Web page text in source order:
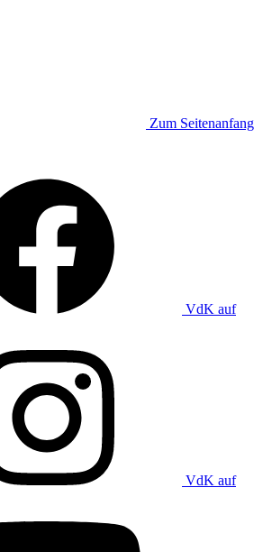
Zum Seitenanfang
VdK auf
VdK auf